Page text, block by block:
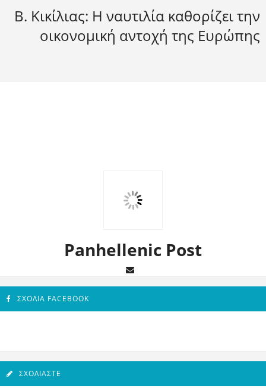
Β. Κικίλιας: Η ναυτιλία καθορίζει την
οικονομική αντοχή της Ευρώπης
Panhellenic Post
ΣΧΌΛΙΑ FACEBOOK
ΣΧΟΛΙΆΣΤΕ